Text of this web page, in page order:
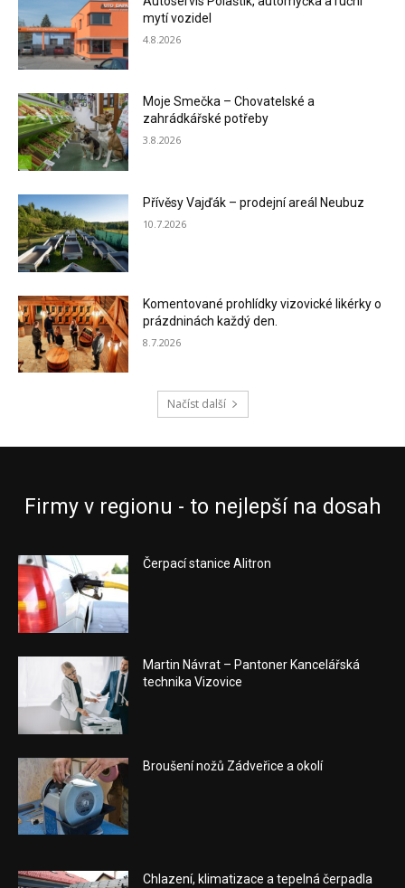
mytí vozidel
4.8.2026
Moje Smečka – Chovatelské a
zahrádkářské potřeby
3.8.2026
Přívěsy Vajďák – prodejní areál Neubuz
10.7.2026
Komentované prohlídky vizovické likérky o
prázdninách každý den.
8.7.2026
Načíst další
Firmy v regionu - to nejlepší na dosah
Čerpací stanice Alitron
Martin Návrat – Pantoner Kancelářská
technika Vizovice
Broušení nožů Zádveřice a okolí
Chlazení, klimatizace a tepelná čerpadla